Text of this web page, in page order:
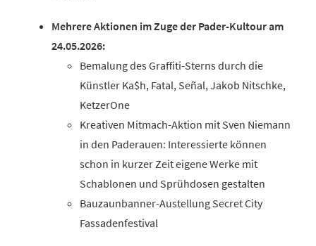
Mehrere Aktionen im Zuge der Pader-Kultour am
24.05.2026:
Bemalung des Graffiti-Sterns durch die
Künstler Ka$h, Fatal, Señal, Jakob Nitschke,
KetzerOne
Kreativen Mitmach-Aktion mit Sven Niemann
in den Paderauen: Interessierte können
schon in kurzer Zeit eigene Werke mit
Schablonen und Sprühdosen gestalten
Bauzaunbanner-Austellung Secret City
Fassadenfestival